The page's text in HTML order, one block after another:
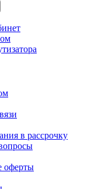
в рассрочку
оферты